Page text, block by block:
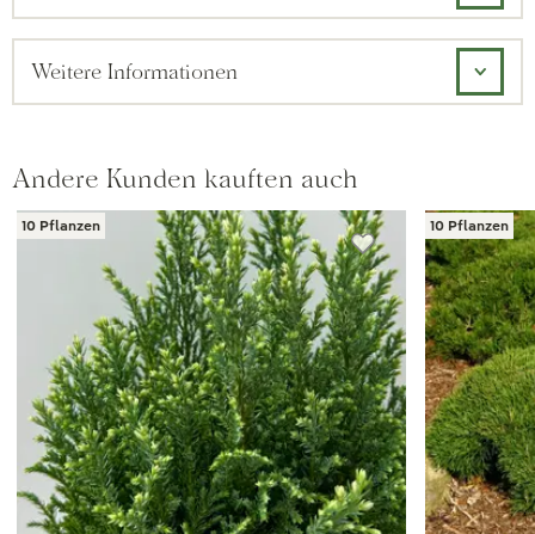
Weitere Informationen
Andere Kunden kauften auch
10 Pflanzen 10 Pflanzen